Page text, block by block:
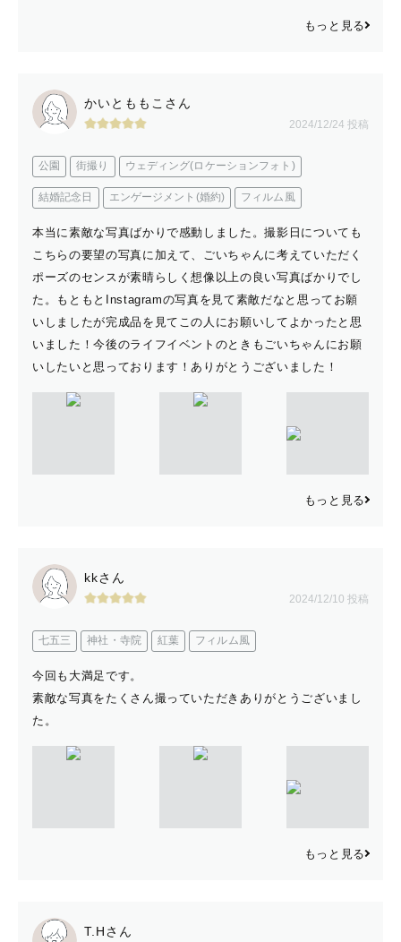
もっと見る
かいとももこさん
2024/12/24 投稿
公園 街撮り ウェディング(ロケーションフォト)
結婚記念日 エンゲージメント(婚約) フィルム風
本当に素敵な写真ばかりで感動しました。撮影日についても
こちらの要望の写真に加えて、ごいちゃんに考えていただく
ポーズのセンスが素晴らしく想像以上の良い写真ばかりでし
た。もともとInstagramの写真を見て素敵だなと思ってお願
いしましたが完成品を見てこの人にお願いしてよかったと思
いました！今後のライフイベントのときもごいちゃんにお願
いしたいと思っております！ありがとうございました！
もっと見る
kkさん
2024/12/10 投稿
七五三 神社・寺院 紅葉 フィルム風
今回も大満足です。
素敵な写真をたくさん撮っていただきありがとうございまし
た。
もっと見る
T.Hさん